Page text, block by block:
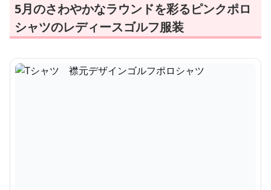
5月のさわやかなラウンドを彩るピンクポロ
シャツのレディースゴルフ服装